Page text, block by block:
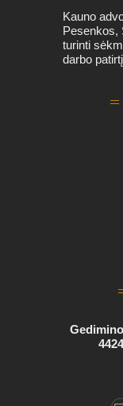
Kauno
Pesenkos,
turinti
darbo